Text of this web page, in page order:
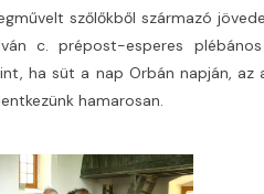
szőlőkből származó
c. prépost-esperes
ha süt a nap Orbán napján,
hamarosan.